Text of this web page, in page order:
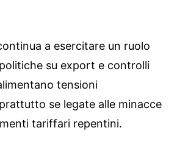
a esercitare un ruolo
su export e controlli
tensioni
se legate alle minacce
tariffari repentini.